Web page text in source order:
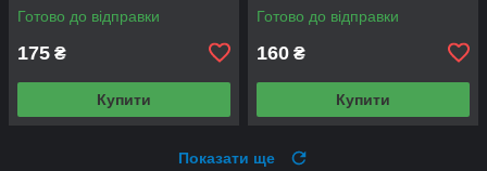
Готово до відправки
175 ₴
Купити
Готово до відправки
160 ₴
Купити
Показати ще